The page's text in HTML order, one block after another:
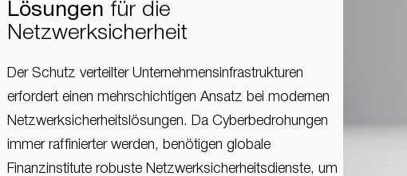
Lösungen für die
Netzwerksicherheit
Der Schutz verteilter Unternehmensinfrastrukturen
erfordert einen mehrschichtigen Ansatz bei modernen
Netzwerksicherheitslösungen. Da Cyberbedrohungen
immer raffinierter werden, benötigen globale
Finanzinstitute robuste Netzwerksicherheitsdienste, um